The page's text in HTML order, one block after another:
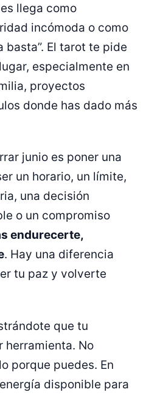
llega como
incómoda o como
basta”. El tarot te pide
especialmente en
proyectos
donde has dado más
junio es poner una
un horario, un límite,
una decisión
o un compromiso
endurecerte,
. Hay una diferencia
tu paz y volverte
que tu
herramienta. No
porque puedes. En
disponible para